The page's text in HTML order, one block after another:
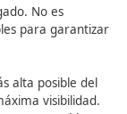
función?
diseñado
en la
de salir del
será obligatorio